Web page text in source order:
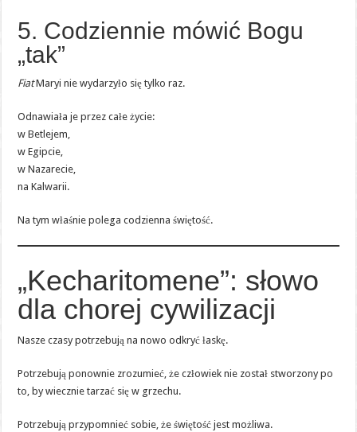
5. Codziennie mówić Bogu
„tak”
FiatMaryi nie wydarzyło się tylko raz.
Odnawiała je przez całe życie:
w Betlejem,
w Egipcie,
w Nazarecie,
na Kalwarii.
Na tym właśnie polega codzienna świętość.
„Kecharitomene”: słowo
dla chorej cywilizacji
Nasze czasy potrzebują na nowo odkryć łaskę.
Potrzebują ponownie zrozumieć, że człowiek nie został stworzony po
to, by wiecznie tarzać się w grzechu.
Potrzebują przypomnieć sobie, że świętość jest możliwa.